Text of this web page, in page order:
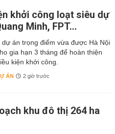
khởi công loạt siêu dự
Minh, FPT...
dự án trọng điểm vừa được Hà Nội
gia hạn 3 tháng để hoàn thiện
kiện khởi công.
ÁN 2 giờ trước
khu đô thị 264 ha